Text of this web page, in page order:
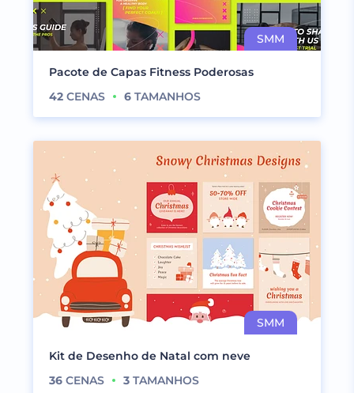
Pacote de Capas Fitness Poderosas
42 CENAS 6 TAMANHOS
Kit de Desenho de Natal com neve
36 CENAS 3 TAMANHOS